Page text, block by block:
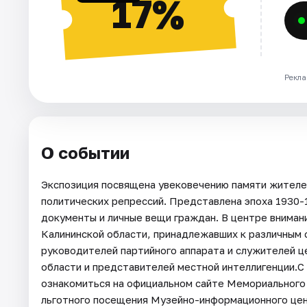
17%
О событии
Экспозиция посвящена увековечению памяти
политических репрессий. Представлена эпоха
документы и личные вещи граждан. В центре
Калининской области, принадлежавших к
руководителей партийного аппарата и
области и представителей местной
ознакомиться на официальном сайте
льготного посещения Музейно-информационного